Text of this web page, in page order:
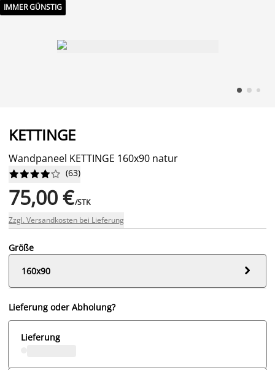
IMMER GÜNSTIG
KETTINGE
Wandpaneel KETTINGE 160x90 natur





 (63)
75,00 €/STK
Zzgl. Versandkosten bei Lieferung
Größe
160x90

Lieferung oder Abholung?
Lieferung